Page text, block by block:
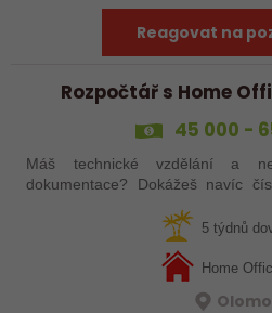
Reagovat na
Rozpočtář s Home
45 000 -
Máš technické vzdělání a
dokumentace? Dokážeš navíc
den vypadá trochu jinak, pak je…
5 týdnů
Home